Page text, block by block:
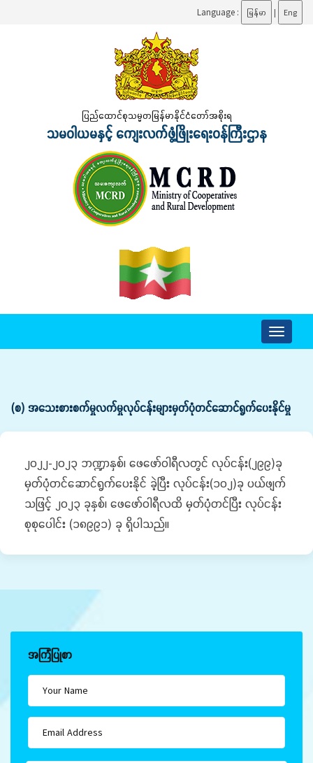
Language : မြန်မာ | Eng
ပြည်ထောင်စုသမ္မတမြန်မာနိုင်ငံတော်အစိုးရ
သမဝါယမနှင့် ကျေးလက်ဖွံ့ဖြိုးရေးဝန်ကြီးဌာန
Toggle
(စ) အသေးစားစက်မှုလက်မှုလုပ်ငန်းများမှတ်ပုံတင်ဆောင်ရွက်ပေးနိုင်မှု
၂၀၂၂-၂၀၂၃ ဘဏ္ဍာနှစ်၊ ဖေဖော်ဝါရီလတွင် လုပ်ငန်း(၂၉၉)ခု
မှတ်ပုံတင်ဆောင်ရွက်ပေးနိုင် ခဲ့ပြီး လုပ်ငန်း(၁၀၂)ခု ပယ်ဖျက်
သဖြင့် ၂၀၂၃ ခုနှစ်၊ ဖေဖော်ဝါရီလထိ မှတ်ပုံတင်ပြီး လုပ်ငန်း
စုစုပေါင်း (၁၈၉၉၁) ခု ရှိပါသည်။
အကြံပြုစာ